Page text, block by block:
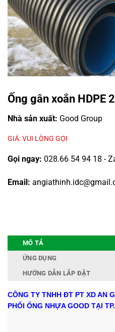
Ống gân xoắn HDPE
Nhà sản xuất: Good Group
GIÁ: VUI LÒNG GỌI
Gọi ngay: 028.66 54 94 18 -
Email:
MÔ TẢ
ỨNG DỤNG
HƯỚNG DẪN LẮP ĐẶT
CÔNG TY TNHH ĐT PT XD AN
PHỐI ỐNG NHỰA GOOD TẠI